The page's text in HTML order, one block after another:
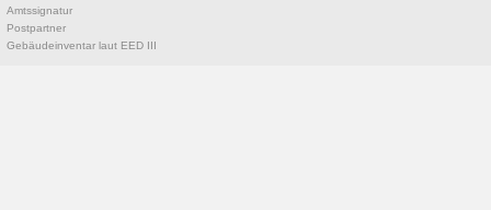
Amtssignatur
Postpartner
Gebäudeinventar laut EED III